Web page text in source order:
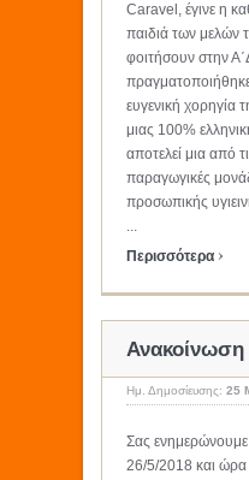
Caravel, έγινε η
παιδιά των
φοιτήσουν στην
ευγενική χορηγία
μιας 100%
αποτελεί μια από
παραγωγικές
προσωπικής
...
Περισσότερα ›
Ανακοίνωση
Ημ. Δημοσίευσης: 25
Σας
26/5/2018 και